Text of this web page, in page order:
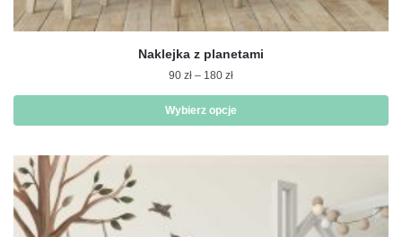
Naklejka z planetami
90 zł – 180 złZakres
od
90 zł
180 zł
Wybierz opcje
produkt